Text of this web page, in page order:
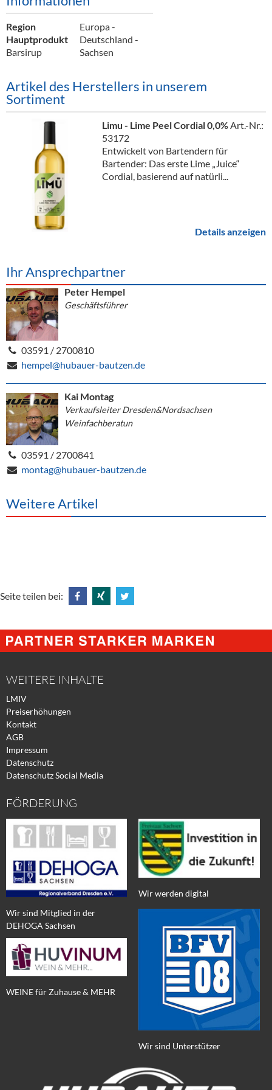
Alkoholfreie Getränke
Öle & Küchenartikel
Kaffee
Barzubehör
Equipment
Verpackung
Hygieneartikel & Desinfektion
Region
Europa -
Deutschland -
Sachsen
Hauptprodukt
Barsirup
Artikel des Herstellers in unserem
Sortiment
Limu - Lime Peel Cordial 0,0%Art.-Nr.:
53172
Entwickelt von Bartendern für
Bartender: Das erste Lime „Juice“
Cordial, basierend auf natürli...
Details anzeigen
Ihr Ansprechpartner
Peter Hempel
Geschäftsführer
03591 / 2700810
hempel@hubauer-bautzen.de
Kai Montag
Verkaufsleiter Dresden&Nordsachsen
Weinfachberatun
03591 / 2700841
montag@hubauer-bautzen.de
Weitere Artikel
Seite teilen bei:
@
Facebook
@
Xing
@
Twitter
WEITERE INHALTE
LMIV
Preiserhöhungen
Kontakt
AGB
Impressum
Datenschutz
Datenschutz Social Media
FÖRDERUNG
Wir sind Mitglied in der
DEHOGA Sachsen
WEINE für Zuhause & MEHR
Wir werden digital
Wir sind Unterstützer